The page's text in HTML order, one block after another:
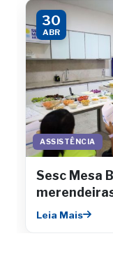
30
ABR
ASSISTÊNCIA
Sesc Mesa
integral de
Leia Mais